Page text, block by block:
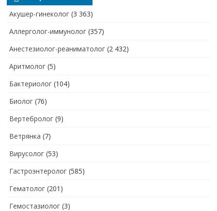
Акушер-гинеколог (3 363)
Аллерголог-иммунолог (357)
Анестезиолог-реаниматолог (2 432)
Аритмолог (5)
Бактериолог (104)
Биолог (76)
Вертебролог (9)
Ветрянка (7)
Вирусолог (53)
Гастроэнтеролог (585)
Гематолог (201)
Гемостазиолог (3)